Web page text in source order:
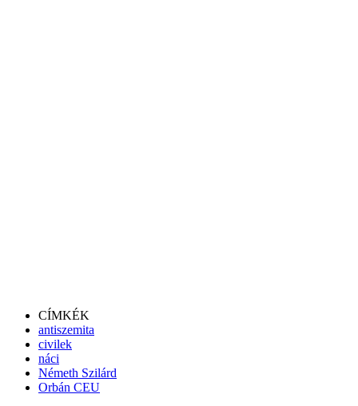
CÍMKÉK
antiszemita
civilek
náci
Németh Szilárd
Orbán CEU